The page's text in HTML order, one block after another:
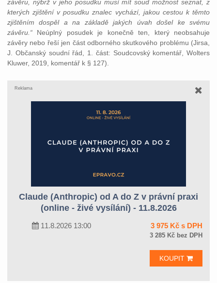
závěru, nýbrž v jeho posudku musí mít soud možnost seznat, z
kterých zjištění v posudku znalec vychází, jakou cestou k těmto
zjištěním dospěl a na základě jakých úvah došel ke svému
závěru.“ Neúplný posudek je konečně ten, který neobsahuje
závěry nebo řeší jen část odborného skutkového problému (Jirsa,
J. Občanský soudní řád, 1. část: Soudcovský komentář, Wolters
Kluwer, 2019, komentář k § 127).
Reklama
Claude (Anthropic) od A do Z v právní praxi
(online - živé vysílání) - 11.8.2026
11.8.2026 13:00 3 975 Kč s DPH
3 285 Kč bez DPH
KOUPIT